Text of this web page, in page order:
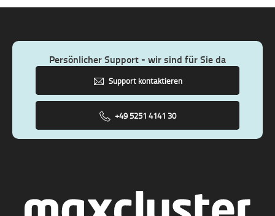
Persönlicher Support - wir sind für Sie da
Support kontaktieren
+49 5251 4141 30